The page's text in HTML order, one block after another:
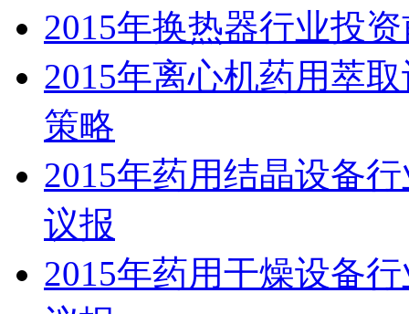
2015年换热器行业投
2015年离心机药用萃
策略
2015年药用结晶设备
议报
2015年药用干燥设备